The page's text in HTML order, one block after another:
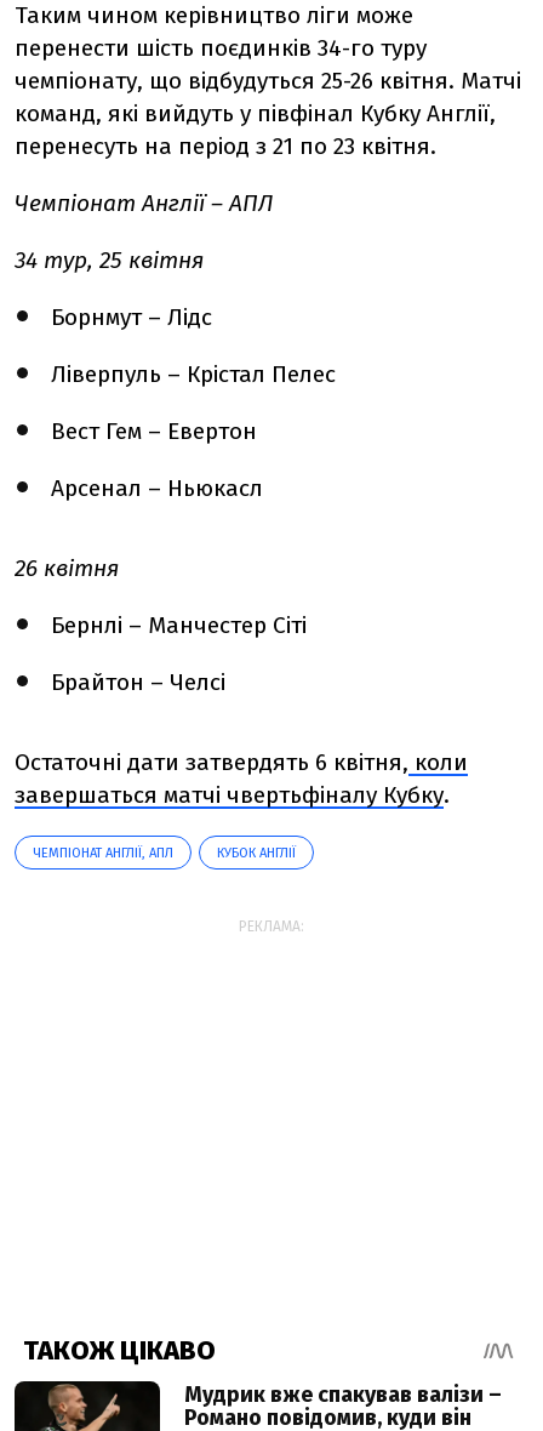
Таким чином керівництво ліги може
перенести шість поєдинків 34-го туру
чемпіонату, що відбудуться 25-26 квітня. Матчі
команд, які вийдуть у півфінал Кубку Англії,
перенесуть на період з 21 по 23 квітня.
Чемпіонат Англії – АПЛ
34 тур, 25 квітня
Борнмут – Лідс
Ліверпуль – Крістал Пелес
Вест Гем – Евертон
Арсенал – Ньюкасл
26 квітня
Бернлі – Манчестер Сіті
Брайтон – Челсі
Остаточні дати затвердять 6 квітня, коли
завершаться матчі чвертьфіналу Кубку.
ЧЕМПІОНАТ АНГЛІЇ, АПЛ КУБОК АНГЛІЇ
РЕКЛАМА: